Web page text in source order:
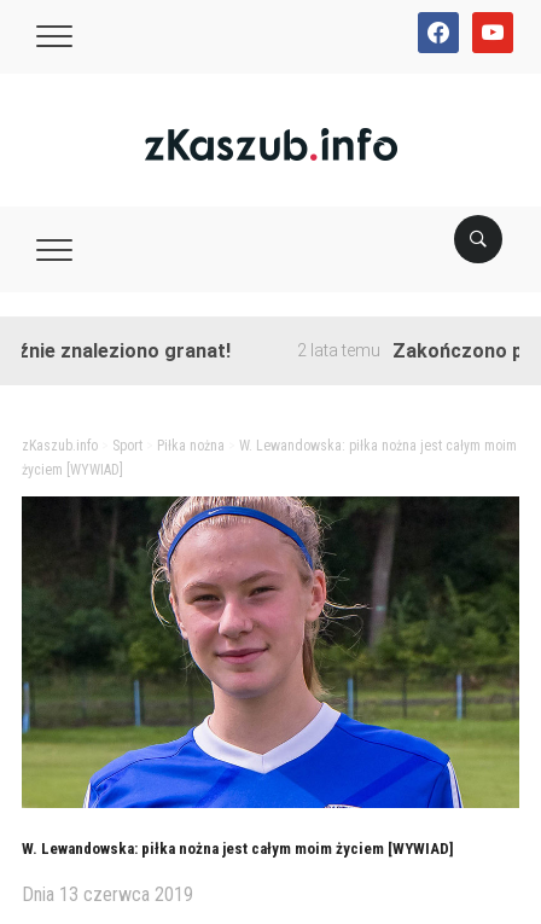
facebookyoutube
granat! 2 lata temu Zakończono
zKaszub.info> Sport> Piłka nożna
W. Lewandowska: piłka nożna jest całym moim
życiem [WYWIAD]
W. Lewandowska: piłka nożna jest całym moim życiem [WYWIAD]
Dnia 13 czerwca 2019